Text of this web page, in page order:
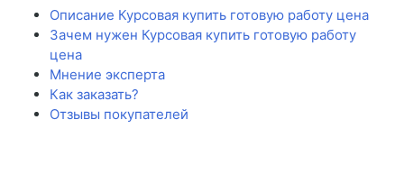
Описание Курсовая купить готовую работу цена
Зачем нужен Курсовая купить готовую работу
цена
Мнение эксперта
Как заказать?
Отзывы покупателей